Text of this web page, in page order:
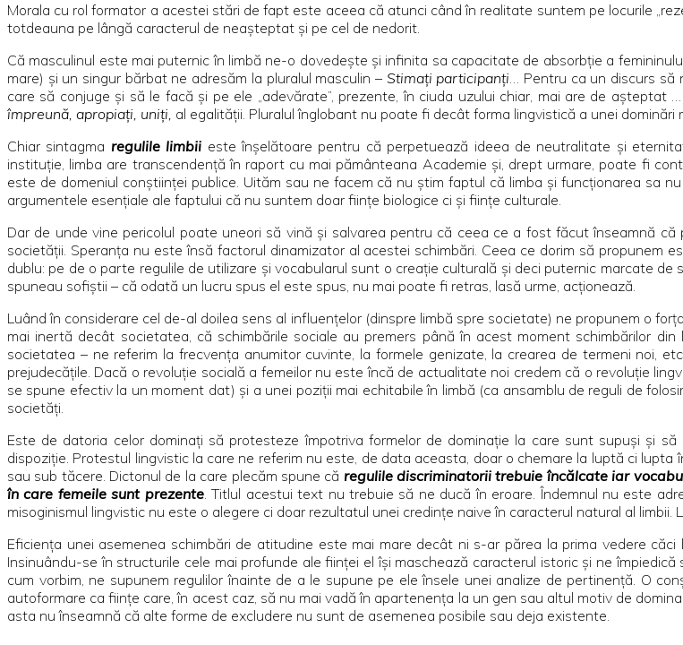
Morala cu rol formator a acestei stări de fapt este aceea că atunci când în realitate suntem pe locurile
totdeauna pe lângă caracterul de neaşteptat şi pe cel de nedorit.
Că masculinul este mai puternic în limbă ne-o dovedeşte şi infinita sa capacitate de absorbţie a
mare) şi un singur bărbat ne adresăm la pluralul masculin – Stimaţi participanţi… Pentru ca un discurs să
care să conjuge şi să le facă şi pe ele „adevărate”, prezente, în ciuda uzului chiar, mai are de
împreună, apropiaţi, uniţi, al egalităţii. Pluralul înglobant nu poate fi decât forma lingvistică a unei dominări
Chiar sintagma regulile limbii este înşelătoare pentru că perpetuează ideea de neutralitate şi
instituţie, limba are transcendenţă în raport cu mai pământeana Academie şi, drept urmare, poate fi
este de domeniul conştiinţei publice. Uităm sau ne facem că nu ştim faptul că limba şi funcţionarea sa
argumentele esenţiale ale faptului că nu suntem doar fiinţe biologice ci şi fiinţe culturale.
Dar de unde vine pericolul poate uneori să vină şi salvarea pentru că ceea ce a fost făcut înseamnă
societăţii. Speranţa nu este însă factorul dinamizator al acestei schimbări. Ceea ce dorim să
dublu: pe de o parte regulile de utilizare şi vocabularul sunt o creaţie culturală şi deci puternic marcate
spuneau sofiştii – că odată un lucru spus el este spus, nu mai poate fi retras, lasă urme, acţionează.
Luând în considerare cel de-al doilea sens al influenţelor (dinspre limbă spre societate) ne propunem o
mai inertă decât societatea, că schimbările sociale au premers până în acest moment schimbărilor
societatea – ne referim la frecvenţa anumitor cuvinte, la formele genizate, la crearea de termeni noi,
prejudecăţile. Dacă o revoluţie socială a femeilor nu este încă de actualitate noi credem că o revoluţie
se spune efectiv la un moment dat) şi a unei poziţii mai echitabile în limbă (ca ansamblu de reguli de
societăţi.
Este de datoria celor dominaţi să protesteze împotriva formelor de dominaţie la care sunt supuşi şi
dispoziţie. Protestul lingvistic la care ne referim nu este, de data aceasta, doar o chemare la luptă ci
sau sub tăcere. Dictonul de la care plecăm spune că regulile discriminatorii trebuie încălcate iar
în care femeile sunt prezente. Titlul acestui text nu trebuie să ne ducă în eroare. Îndemnul nu este
misoginismul lingvistic nu este o alegere ci doar rezultatul unei credinţe naive în caracterul natural al limbii.
Eficienţa unei asemenea schimbări de atitudine este mai mare decât ni s-ar părea la prima vedere
Insinuându-se în structurile cele mai profunde ale fiinţei el îşi maschează caracterul istoric şi ne
cum vorbim, ne supunem regulilor înainte de a le supune pe ele însele unei analize de pertinenţă. O
autoformare ca fiinţe care, în acest caz, să nu mai vadă în apartenenţa la un gen sau altul motiv de
asta nu înseamnă că alte forme de excludere nu sunt de asemenea posibile sau deja existente.